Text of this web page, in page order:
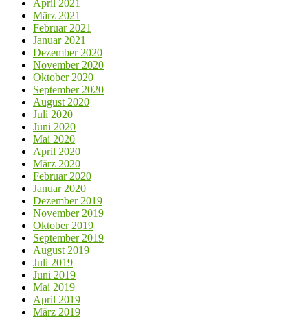
April 2021
März 2021
Februar 2021
Januar 2021
Dezember 2020
November 2020
Oktober 2020
September 2020
August 2020
Juli 2020
Juni 2020
Mai 2020
April 2020
März 2020
Februar 2020
Januar 2020
Dezember 2019
November 2019
Oktober 2019
September 2019
August 2019
Juli 2019
Juni 2019
Mai 2019
April 2019
März 2019